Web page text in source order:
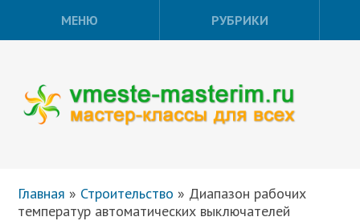
МЕНЮ РУБРИКИ
Главная » Строительство » Диапазон рабочих
температур автоматических выключателей